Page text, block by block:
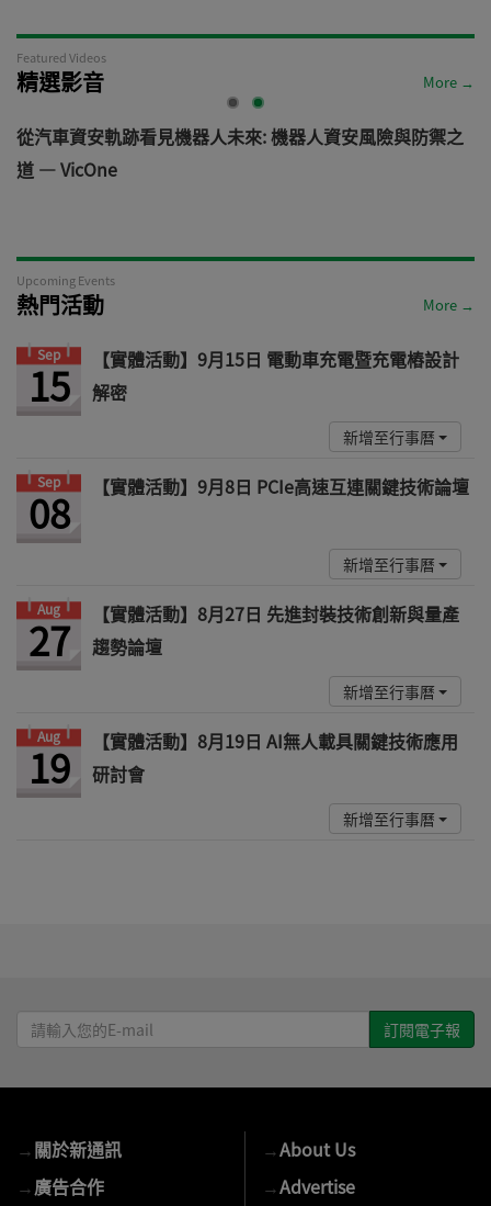
Featured Videos
精選影音 More →
從汽車資安軌跡看見機器人未來: 機器人資安風險與防禦之
道 — VicOne
Upcoming Events
熱門活動 More →
Sep
15
【實體活動】9月15日 電動車充電暨充電樁設計
解密
新增至行事曆
Sep
08 【實體活動】9月8日 PCIe高速互連關鍵技術論壇
新增至行事曆
Aug
27
【實體活動】8月27日 先進封裝技術創新與量產
趨勢論壇
新增至行事曆
Aug
19
【實體活動】8月19日 AI無人載具關鍵技術應用
研討會
新增至行事曆
請
輸
E-
mail
→關於新通訊
→廣告合作
→About Us
→Advertise